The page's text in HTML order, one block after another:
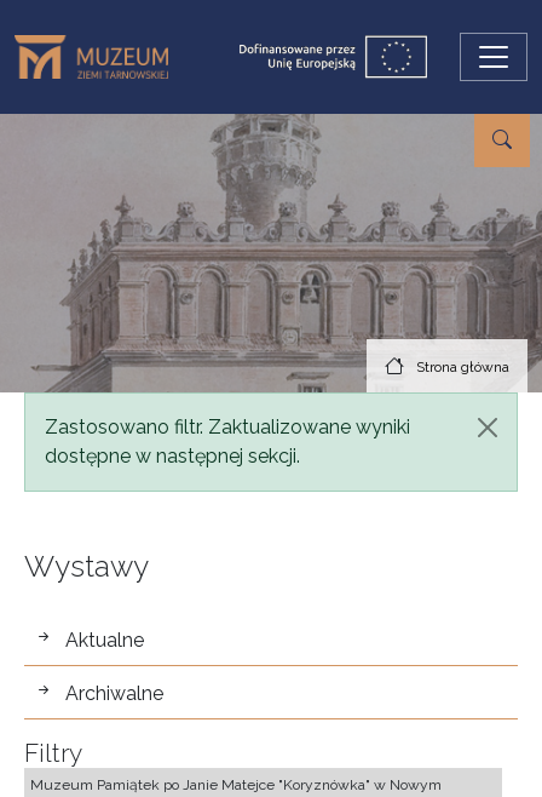
Strona główna
Komunikat
Zastosowano filtr. Zaktualizowane wyniki
dostępne w następnej sekcji.
Wystawy
wystawy
Aktualne
Archiwalne
Filtry
Muzeum Pamiątek po Janie Matejce "Koryznówka" w Nowym